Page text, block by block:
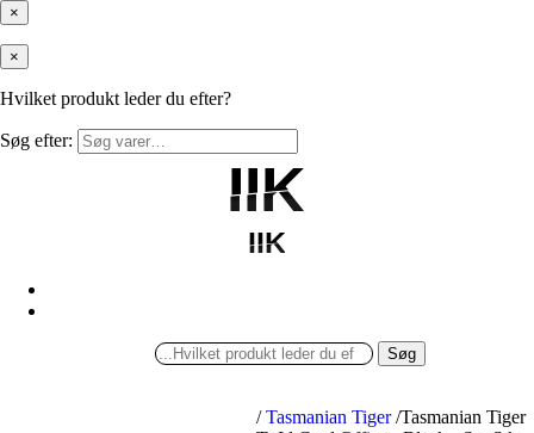
×
×
Hvilket produkt leder du efter?
Søg efter:
IIK
IIK
IIK
IIK
Søg
/ Tasmanian Tiger /Tasmanian Tiger